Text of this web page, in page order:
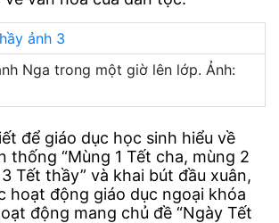
Nga trong một giờ lên lớp. Ảnh:
để giáo dục học sinh hiểu về
thống “Mùng 1 Tết cha, mùng 2
Tết thầy” và khai bút đầu xuân,
hoạt động giáo dục ngoại khóa
động mang chủ đề “Ngày Tết